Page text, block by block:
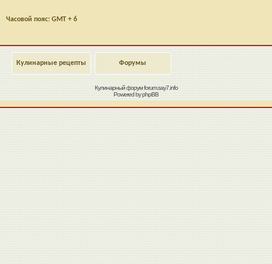
Часовой пояс: GMT + 6
Кулинарные рецепты Форумы
Кулинарный форумforum.say7.info
Powered byphpBB